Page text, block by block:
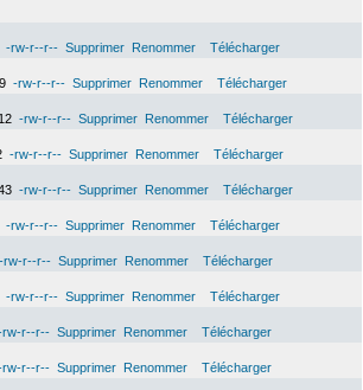
-rw-r--r-- Supprimer Renommer
Télécharger
-rw-r--r-- Supprimer Renommer
Télécharger
-rw-r--r-- Supprimer Renommer
Télécharger
-rw-r--r-- Supprimer Renommer
Télécharger
-rw-r--r-- Supprimer Renommer
Télécharger
-rw-r--r-- Supprimer Renommer
Télécharger
-rw-r--r-- Supprimer Renommer
Télécharger
-rw-r--r-- Supprimer Renommer
Télécharger
rw-r--r-- Supprimer Renommer
Télécharger
rw-r--r-- Supprimer Renommer
Télécharger